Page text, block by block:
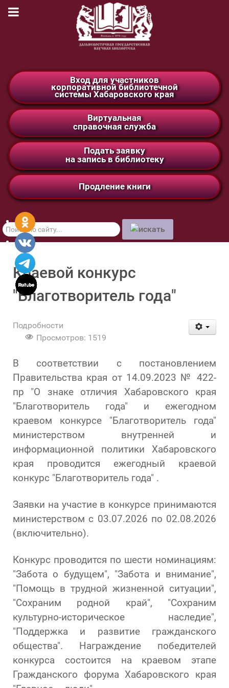
Вход для участников
корпоративной библиотечной
системы Хабаровского края
Виртуальная
справочная служба
Подать заявку
на запись в библиотеку
Продление книги
Поиск
по
сайту
Краевой конкурс
"Благотворитель года"
Подробности
Просмотров: 1519
В соответствии с постановлением
Правительства края от 14.09.2023 № 422-
пр "О знаке отличия Хабаровского края
"Благотворитель года" и ежегодном
краевом конкурсе "Благотворитель года"
министерством внутренней и
информационной политики Хабаровского
края проводится ежегодный краевой
конкурс "Благотворитель года" .
Заявки на участие в конкурсе принимаются
министерством с 03.07.2026 по 02.08.2026
(включительно).
Конкурс проводится по шести номинациям:
"Забота о будущем", "Забота и внимание",
"Помощь в трудной жизненной ситуации",
"Сохраним родной край", "Сохраним
культурно-историческое наследие",
"Поддержка и развитие гражданского
общества". Награждение победителей
конкурса состоится на краевом этапе
Гражданского форума Хабаровского края